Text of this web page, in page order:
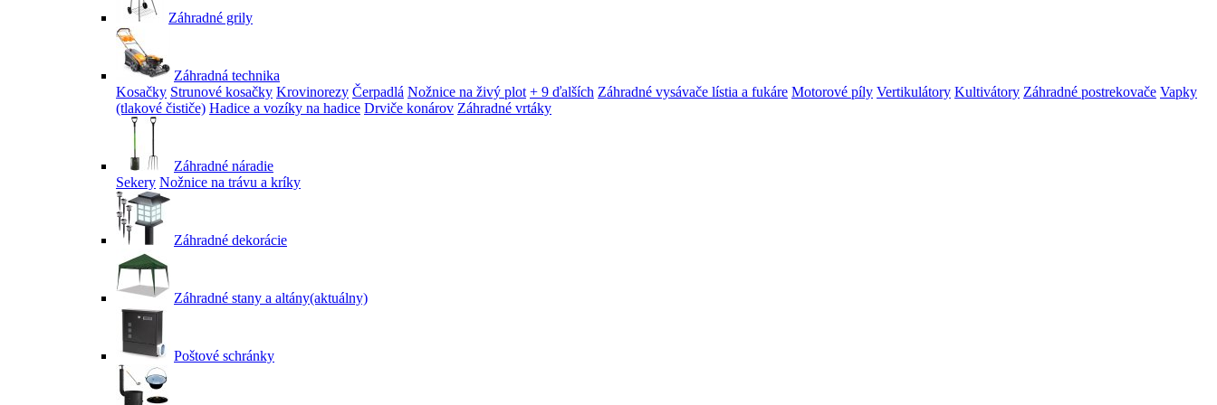
Záhradné grily
Záhradná technika
Kosačky Strunové kosačky Krovinorezy Čerpadlá Nožnice na živý plot + 9 ďalších Záhradné vysávače lístia a fukáre Motorové píly Vertikulátory Kultivátory Záhradné postrekovače Vapky
(tlakové čističe) Hadice a vozíky na hadice Drviče konárov Záhradné vrtáky
Záhradné náradie
Sekery Nožnice na trávu a kríky
Záhradné dekorácie
Záhradné stany a altány(aktuálny)
Poštové schránky